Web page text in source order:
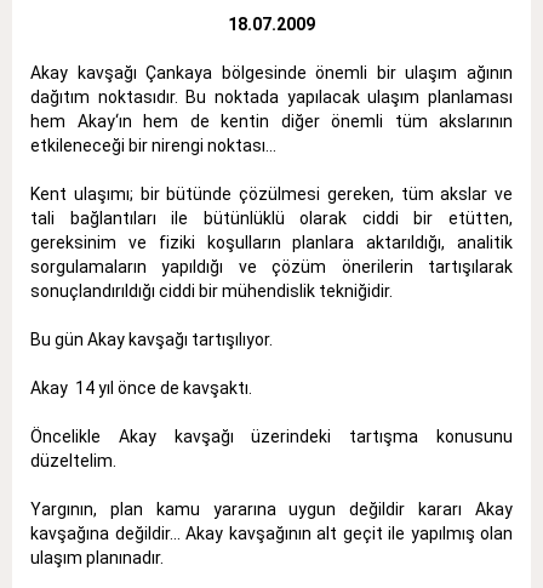
18.07.2009
Akay kavşağı Çankaya bölgesinde önemli bir ulaşım ağının
dağıtım noktasıdır. Bu noktada yapılacak ulaşım planlaması
hem Akay‘ın hem de kentin diğer önemli tüm akslarının
etkileneceği bir nirengi noktası...
Kent ulaşımı; bir bütünde çözülmesi gereken, tüm akslar ve
tali bağlantıları ile bütünlüklü olarak ciddi bir etütten,
gereksinim ve fiziki koşulların planlara aktarıldığı, analitik
sorgulamaların yapıldığı ve çözüm önerilerin tartışılarak
sonuçlandırıldığı ciddi bir mühendislik tekniğidir.
Bu gün Akay kavşağı tartışılıyor.
Akay 14 yıl önce de kavşaktı.
Öncelikle Akay kavşağı üzerindeki tartışma konusunu
düzeltelim.
Yargının, plan kamu yararına uygun değildir kararı Akay
kavşağına değildir... Akay kavşağının alt geçit ile yapılmış olan
ulaşım planınadır.